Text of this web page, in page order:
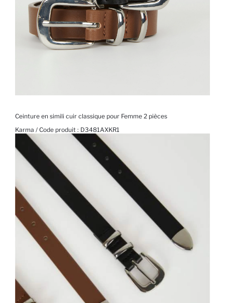
Ceinture en simili cuir classique pour Femme 2 pièces
Karma / Code produit : D3481AXKR1